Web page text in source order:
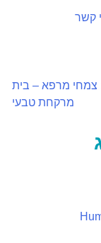
קשר
צמחי מרפא – בית
מרקחת טבעי